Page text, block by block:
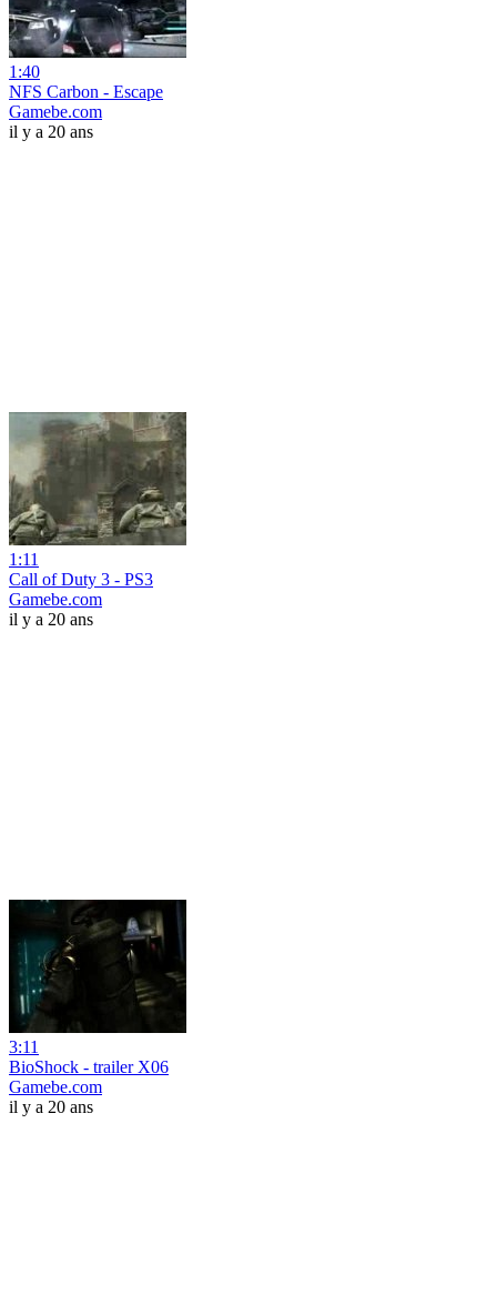
1:40
NFS Carbon - Escape
Gamebe.com
il y a 20 ans
1:11
Call of Duty 3 - PS3
Gamebe.com
il y a 20 ans
3:11
BioShock - trailer X06
Gamebe.com
il y a 20 ans